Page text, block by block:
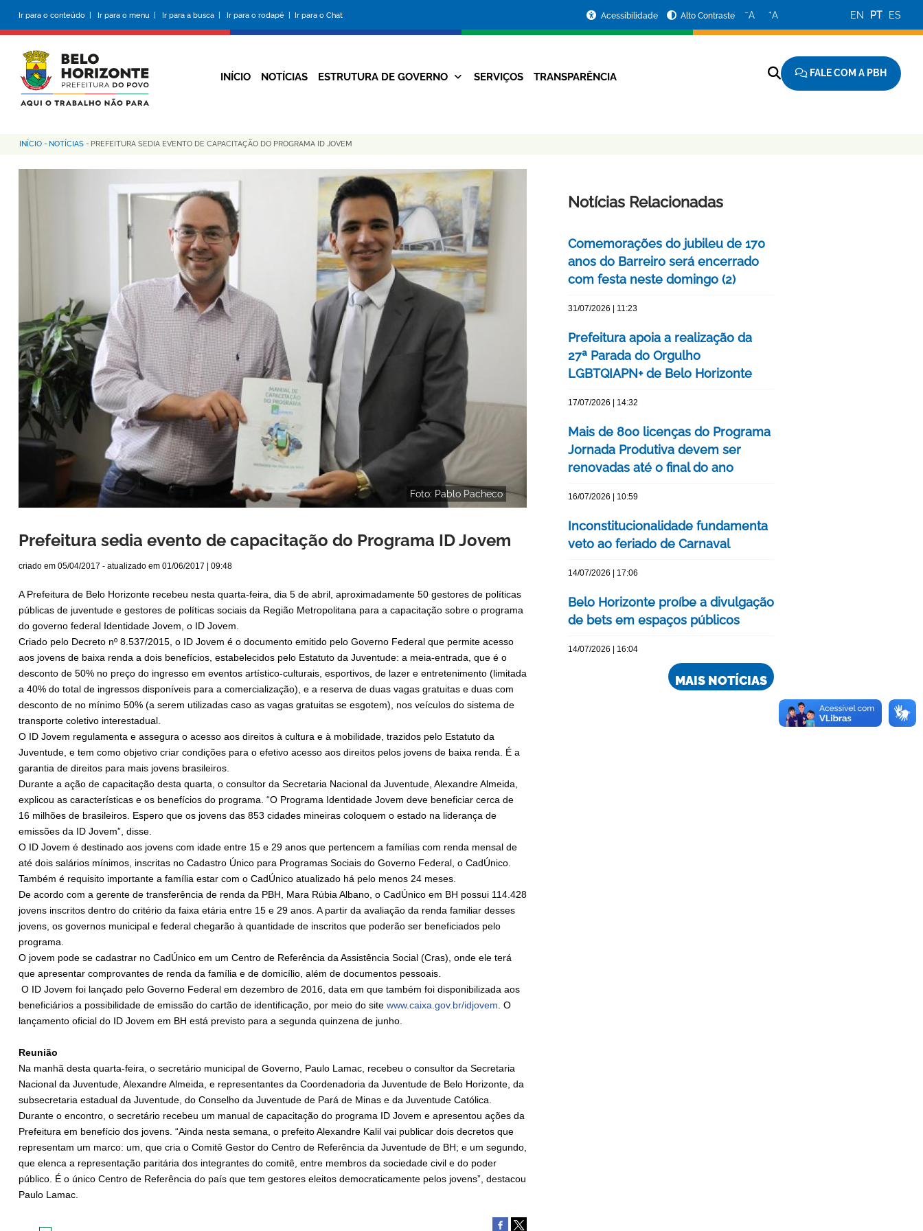
conteúdo
principal
Ir para o conteúdo | Ir para o menu | Ir para a busca | Ir para o rodapé | Ir para o Chat
da
Prefeitura
Acessibilidade Alto Contraste −A +A EN PT ES
Navegação
INÍCIO NOTÍCIAS ESTRUTURA DE GOVERNO SERVIÇOS TRANSPARÊNCIA FALE COM A PBH
Trilha
de
INÍCIO - NOTÍCIAS - PREFEITURA SEDIA EVENTO DE CAPACITAÇÃO DO PROGRAMA ID JOVEM
Foto: Pablo Pacheco
Prefeitura sedia evento de capacitação do Programa ID Jovem
criado em 05/04/2017 - atualizado em 01/06/2017 | 09:48
A Prefeitura de Belo Horizonte recebeu nesta quarta-feira, dia 5 de abril, aproximadamente 50 gestores de políticas
públicas de juventude e gestores de políticas sociais da Região Metropolitana para a capacitação sobre o programa
do governo federal Identidade Jovem, o ID Jovem.
Criado pelo Decreto nº 8.537/2015, o ID Jovem é o documento emitido pelo Governo Federal que permite acesso
aos jovens de baixa renda a dois benefícios, estabelecidos pelo Estatuto da Juventude: a meia-entrada, que é o
desconto de 50% no preço do ingresso em eventos artístico-culturais, esportivos, de lazer e entretenimento (limitada
a 40% do total de ingressos disponíveis para a comercialização), e a reserva de duas vagas gratuitas e duas com
desconto de no mínimo 50% (a serem utilizadas caso as vagas gratuitas se esgotem), nos veículos do sistema de
transporte coletivo interestadual.
O ID Jovem regulamenta e assegura o acesso aos direitos à cultura e à mobilidade, trazidos pelo Estatuto da
Juventude, e tem como objetivo criar condições para o efetivo acesso aos direitos pelos jovens de baixa renda. É a
garantia de direitos para mais jovens brasileiros.
Durante a ação de capacitação desta quarta, o consultor da Secretaria Nacional da Juventude, Alexandre Almeida,
explicou as características e os benefícios do programa. “O Programa Identidade Jovem deve beneficiar cerca de
16 milhões de brasileiros. Espero que os jovens das 853 cidades mineiras coloquem o estado na liderança de
emissões da ID Jovem”, disse.
O ID Jovem é destinado aos jovens com idade entre 15 e 29 anos que pertencem a famílias com renda mensal de
até dois salários mínimos, inscritas no Cadastro Único para Programas Sociais do Governo Federal, o CadÚnico.
Também é requisito importante a família estar com o CadÚnico atualizado há pelo menos 24 meses.
De acordo com a gerente de transferência de renda da PBH, Mara Rúbia Albano, o CadÚnico em BH possui 114.428
jovens inscritos dentro do critério da faixa etária entre 15 e 29 anos. A partir da avaliação da renda familiar desses
jovens, os governos municipal e federal chegarão à quantidade de inscritos que poderão ser beneficiados pelo
programa.
O jovem pode se cadastrar no CadÚnico em um Centro de Referência da Assistência Social (Cras), onde ele terá
que apresentar comprovantes de renda da família e de domicílio, além de documentos pessoais.
O ID Jovem foi lançado pelo Governo Federal em dezembro de 2016, data em que também foi disponibilizada aos
beneficiários a possibilidade de emissão do cartão de identificação, por meio do site www.caixa.gov.br/idjovem. O
lançamento oficial do ID Jovem em BH está previsto para a segunda quinzena de junho.
Reunião
Na manhã desta quarta-feira, o secretário municipal de Governo, Paulo Lamac, recebeu o consultor da Secretaria
Nacional da Juventude, Alexandre Almeida, e representantes da Coordenadoria da Juventude de Belo Horizonte, da
subsecretaria estadual da Juventude, do Conselho da Juventude de Pará de Minas e da Juventude Católica.
Durante o encontro, o secretário recebeu um manual de capacitação do programa ID Jovem e apresentou ações da
Prefeitura em benefício dos jovens. “Ainda nesta semana, o prefeito Alexandre Kalil vai publicar dois decretos que
representam um marco: um, que cria o Comitê Gestor do Centro de Referência da Juventude de BH; e um segundo,
que elenca a representação paritária dos integrantes do comitê, entre membros da sociedade civil e do poder
público. É o único Centro de Referência do país que tem gestores eleitos democraticamente pelos jovens”, destacou
Paulo Lamac.
Notícias Relacionadas
Comemorações do jubileu de 170
anos do Barreiro será encerrado
com festa neste domingo (2)
31/07/2026 | 11:23
Prefeitura apoia a realização da
27ª Parada do Orgulho
LGBTQIAPN+ de Belo Horizonte
17/07/2026 | 14:32
Mais de 800 licenças do Programa
Jornada Produtiva devem ser
renovadas até o final do ano
16/07/2026 | 10:59
Inconstitucionalidade fundamenta
veto ao feriado de Carnaval
14/07/2026 | 17:06
Belo Horizonte proíbe a divulgação
de bets em espaços públicos
14/07/2026 | 16:04
MAIS NOTÍCIAS